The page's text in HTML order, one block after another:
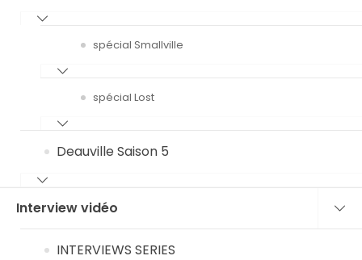
spécial Smallville
spécial Lost
Deauville Saison 5
Interview vidéo
INTERVIEWS SERIES